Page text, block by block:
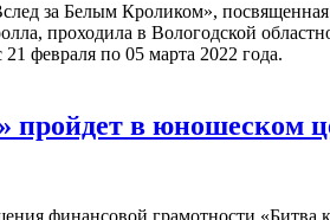
за Белым Кроликом»,
проходила в Вологодской
февраля по 05 марта 2022 года.
пройдет в юношеском